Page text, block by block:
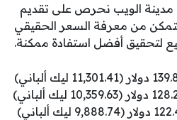
مدينة الويب نحرص على تقديم
من معرفة السعر الحقيقي
لتحقيق أفضل استفادة ممكنة.